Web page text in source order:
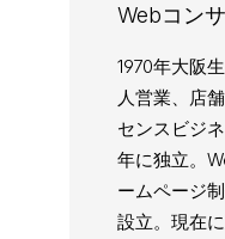
Webコン
1970年大阪
人営業、店
センスビジ
年に独立。
ームページ
設立。現在